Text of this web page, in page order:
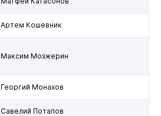
Артем Кошевник
Максим Мозжерин
Георгий Монахов
Савелий Потапов